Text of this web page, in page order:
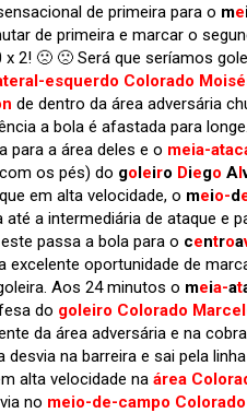
de primeira para o me
de primeira e marcar o
2! 🙁 🙁 Será que seríamos
esquerdo Colorado
de dentro da área adversária
a bola é afastada para
para a área deles e o meia-
os pés) do goleiro Diego Al
em alta velocidade, o meio-d
a intermediária de ataque e
passa a bola para o centroa
excelente oportunidade de
Aos 24 minutos o meia-at
do goleiro Colorado
da área adversária e na
desvia na barreira e sai pela
alta velocidade na área
no meio-de-campo